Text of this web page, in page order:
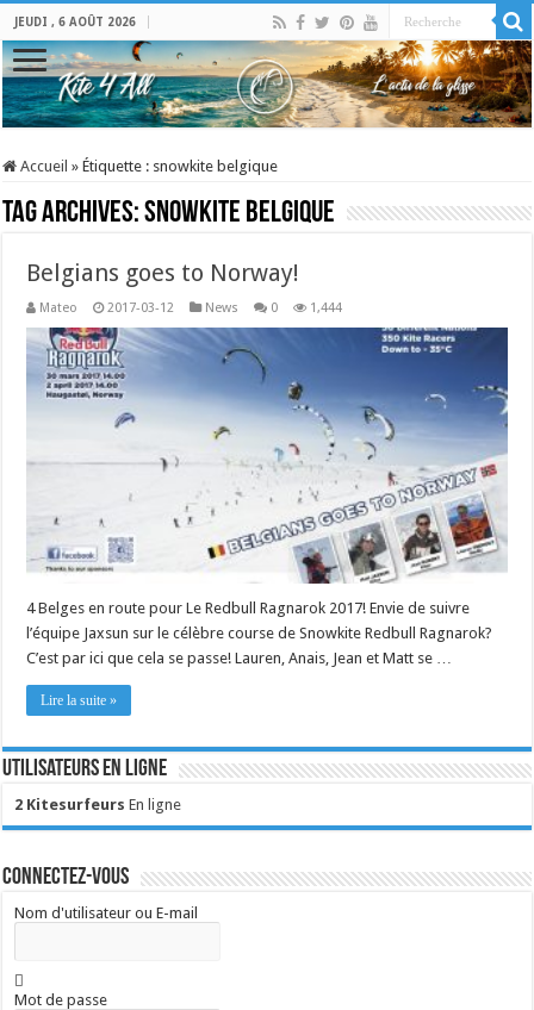
JEUDI , 6 AOÛT 2026
Accueil » Étiquette : snowkite belgique
Tag Archives:snowkite belgique
Belgians goes to Norway!
Mateo 2017-03-12 News 0 1,444
4 Belges en route pour Le Redbull Ragnarok 2017! Envie de suivre
l’équipe Jaxsun sur le célèbre course de Snowkite Redbull Ragnarok?
C’est par ici que cela se passe! Lauren, Anais, Jean et Matt se …
Lire la suite »
Utilisateurs en ligne
2 Kitesurfeurs En ligne
Connectez-vous
Nom d'utilisateur ou E-mail
Mot de passe